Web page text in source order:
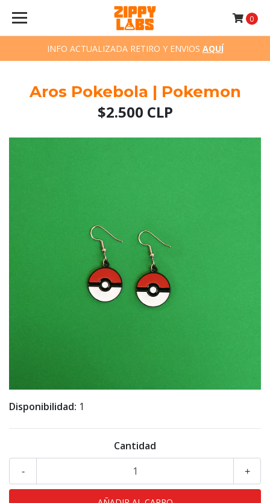
INFO ACTUALIZADA RETIRO Y ENVIOS AQUÍ
0
Aros Pokebola | Pokemon
$2.500 CLP
Disponibilidad: 1
Cantidad
+
-